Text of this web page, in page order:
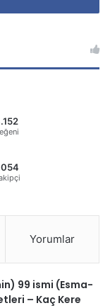
Yorumlar
99 ismi (Esma-
– Kaç Kere